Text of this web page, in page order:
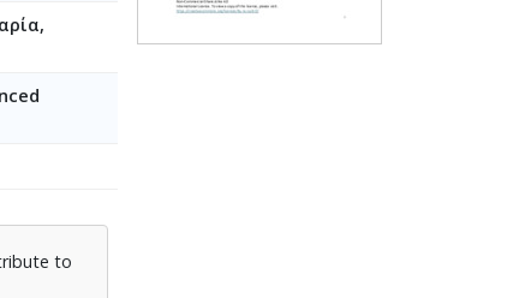
to